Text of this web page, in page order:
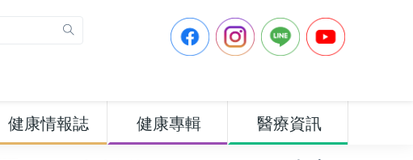
健康情報誌 健康專輯 醫療資訊